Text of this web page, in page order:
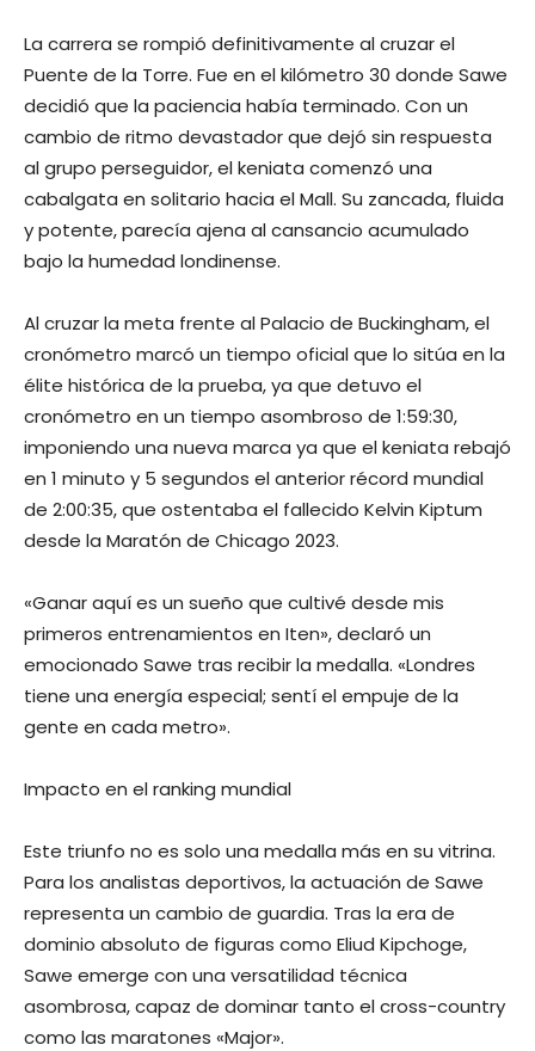
La carrera se rompió definitivamente al cruzar el
Puente de la Torre. Fue en el kilómetro 30 donde Sawe
decidió que la paciencia había terminado. Con un
cambio de ritmo devastador que dejó sin respuesta
al grupo perseguidor, el keniata comenzó una
cabalgata en solitario hacia el Mall. Su zancada, fluida
y potente, parecía ajena al cansancio acumulado
bajo la humedad londinense.
Al cruzar la meta frente al Palacio de Buckingham, el
cronómetro marcó un tiempo oficial que lo sitúa en la
élite histórica de la prueba, ya que detuvo el
cronómetro en un tiempo asombroso de 1:59:30,
imponiendo una nueva marca ya que el keniata rebajó
en 1 minuto y 5 segundos el anterior récord mundial
de 2:00:35, que ostentaba el fallecido Kelvin Kiptum
desde la Maratón de Chicago 2023.
«Ganar aquí es un sueño que cultivé desde mis
primeros entrenamientos en Iten», declaró un
emocionado Sawe tras recibir la medalla. «Londres
tiene una energía especial; sentí el empuje de la
gente en cada metro».
Impacto en el ranking mundial
Este triunfo no es solo una medalla más en su vitrina.
Para los analistas deportivos, la actuación de Sawe
representa un cambio de guardia. Tras la era de
dominio absoluto de figuras como Eliud Kipchoge,
Sawe emerge con una versatilidad técnica
asombrosa, capaz de dominar tanto el cross-country
como las maratones «Major».